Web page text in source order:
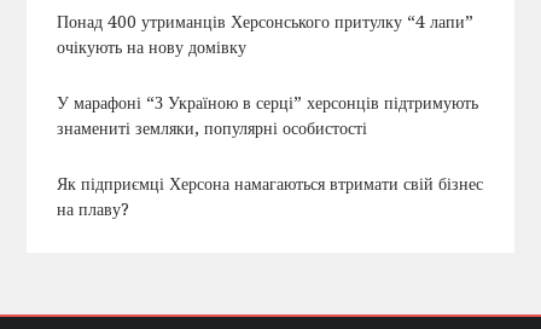
Понад 400 утриманців Херсонського притулку “4 лапи”
очікують на нову домівку
У марафоні “З Україною в серці” херсонців підтримують
знамениті земляки, популярні особистості
Як підприємці Херсона намагаються втримати свій бізнес
на плаву?